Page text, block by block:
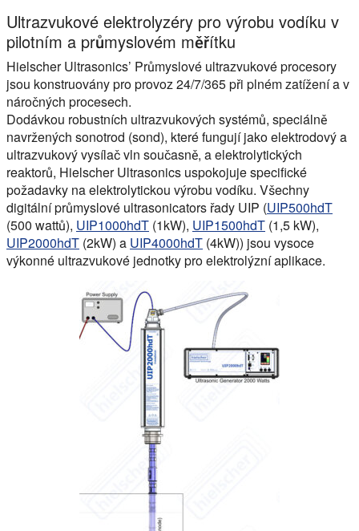
Ultrazvukové elektrolyzéry pro výrobu vodíku v
pilotním a průmyslovém měřítku
Hielscher Ultrasonics’ Průmyslové ultrazvukové procesory
jsou konstruovány pro provoz 24/7/365 při plném zatížení a v
náročných procesech.
Dodávkou robustních ultrazvukových systémů, speciálně
navržených sonotrod (sond), které fungují jako elektrodový a
ultrazvukový vysílač vln současně, a elektrolytických
reaktorů, Hielscher Ultrasonics uspokojuje specifické
požadavky na elektrolytickou výrobu vodíku. Všechny
digitální průmyslové ultrasonicators řady UIP (UIP500hdT
(500 wattů), UIP1000hdT (1kW), UIP1500hdT (1,5 kW),
UIP2000hdT (2kW) a UIP4000hdT (4kW)) jsou vysoce
výkonné ultrazvukové jednotky pro elektrolýzní aplikace.